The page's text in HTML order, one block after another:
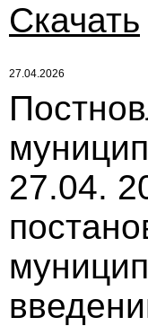
Скачать
27.04.2026
27.04.